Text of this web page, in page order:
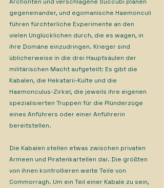
gegeneinander, und egomanische Haemonculi
führen fürchterliche Experimente an den
vielen Unglücklichen durch, die es wagen, in
ihre Domäne einzudringen. Krieger sind
üblicherweise in die drei Hauptsäulen der
militärischen Macht aufgeteilt: Es gibt die
Kabalen, die Hekatarii-Kulte und die
Haemonculus-Zirkel, die jeweils ihre eigenen
spezialisierten Truppen für die Plünderzüge
eines Anführers oder einer Anführerin
bereitstellen.
Die Kabalen stellen etwas zwischen privaten
Armeen und Piratenkartellen dar. Die größten
von ihnen kontrollieren weite Teile von
Commorragh. Um ein Teil einer Kabale zu sein,